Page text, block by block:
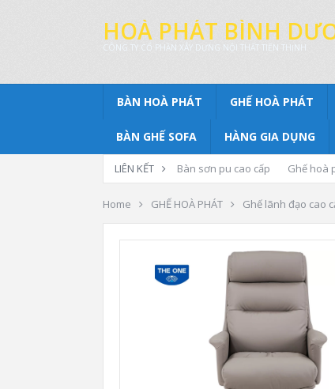
HOÀ PHÁT BÌNH
CÔNG TY CỔ PHẦN XÂY DỰNG NỘI THẤT TIẾN THỊNH
BÀN HOÀ PHÁT GHẾ HOÀ PHÁT
BÀN GHẾ SOFA HÀNG GIA DỤNG
LIÊN KẾT Bàn sơn pu cao cấp Ghế hoà
Home GHẾ HOÀ PHÁT Ghế lãnh đạo cao